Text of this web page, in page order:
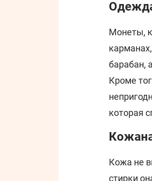
Монеты,
барабан,
Кроме
которая
Кожа не
стирки